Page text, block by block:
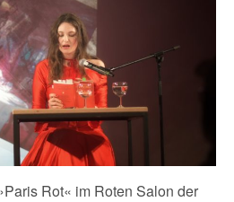
Rot« im Roten Salon der